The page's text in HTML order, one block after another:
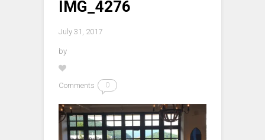
IMG_4276
July 31, 2017
by
Comments 0